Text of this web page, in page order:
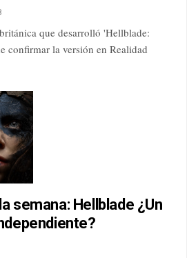
que desarrolló 'Hellblade:
confirmar la versión en Realidad
semana: Hellblade ¿Un